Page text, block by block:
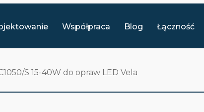
Współpraca Blog Łączność
S 15-40W do opraw LED Vela